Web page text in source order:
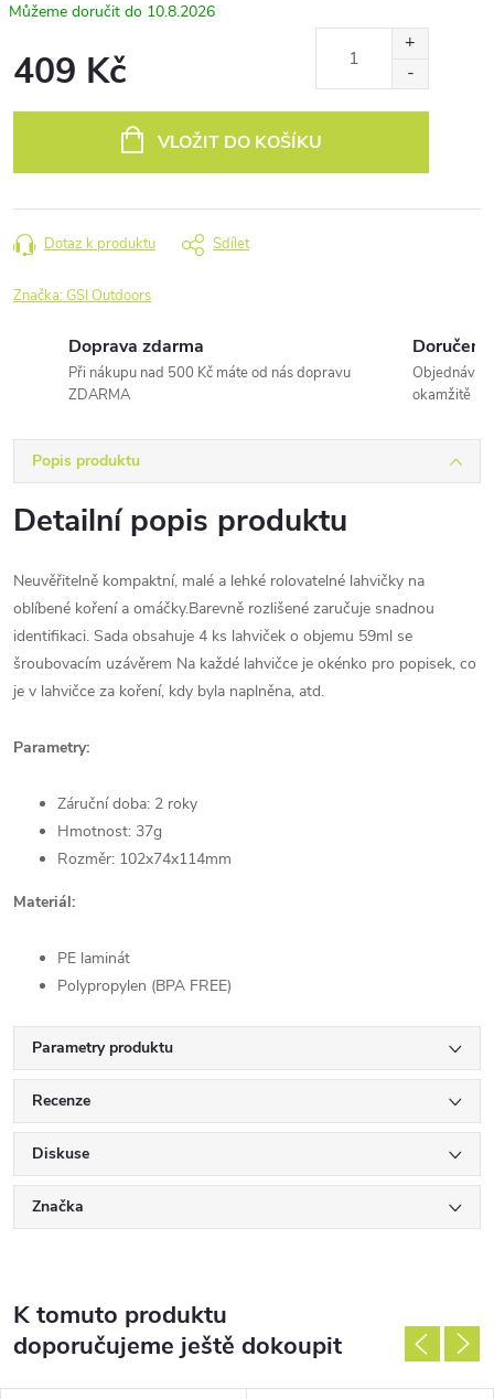
10.8.2026
409 Kč
VLOŽIT DO KOŠÍKU
Dotaz k produktu Sdílet
Značka:GSI Outdoors
Doprava zdarma
Při nákupu nad 500 Kč máte od nás dopravu
ZDARMA
Doručení
okamžitě
Popis produktu
Detailní popis produktu
Neuvěřitelně kompaktní, malé a lehké rolovatelné lahvičky na
oblíbené koření a omáčky.Barevně rozlišené zaručuje snadnou
identifikaci. Sada obsahuje 4 ks lahviček o objemu 59ml se
šroubovacím uzávěrem Na každé lahvičce je okénko pro popisek, co
je v lahvičce za koření, kdy byla naplněna, atd.
Parametry:
Záruční doba: 2 roky
Hmotnost: 37g
Rozměr: 102x74x114mm
Materiál:
PE laminát
Polypropylen (BPA FREE)
Parametry produktu
Recenze
Diskuse
Značka
K tomuto produktu
doporučujeme ještě dokoupit